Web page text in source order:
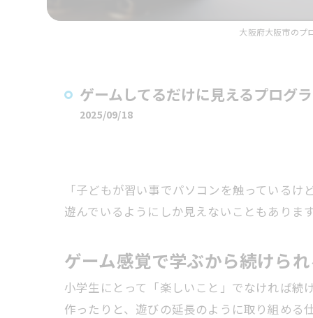
大阪府大阪市のプ
ゲームしてるだけに見えるプログ
2025/09/18
「子どもが習い事でパソコンを触っている
遊んでいるようにしか見えないこともありま
ゲーム感覚で学ぶから続けられ
小学生にとって「楽しいこと」でなければ続
作ったりと、遊びの延長のように取り組める